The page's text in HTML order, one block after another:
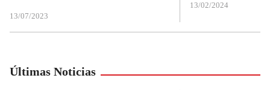
13/07/2023
13/02/2024
Últimas Noticias